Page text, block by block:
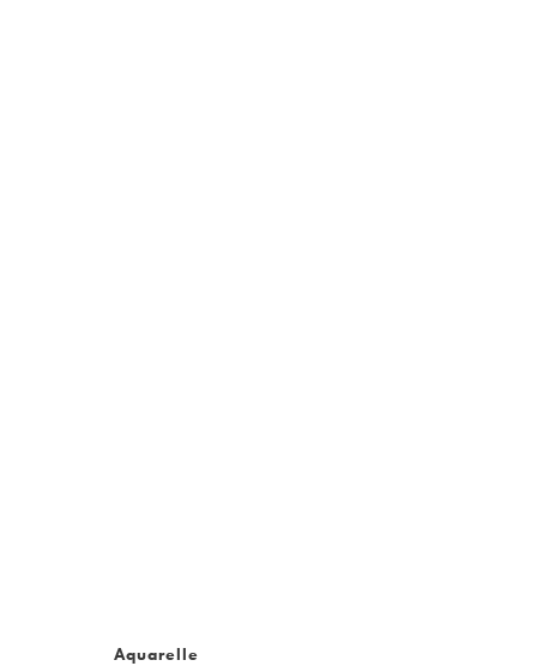
Aquarelle